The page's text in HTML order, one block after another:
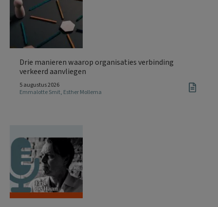
Drie manieren waarop organisaties verbinding
verkeerd aanvliegen
5 augustus 2026
Emmalotte Smit, Esther Mollema